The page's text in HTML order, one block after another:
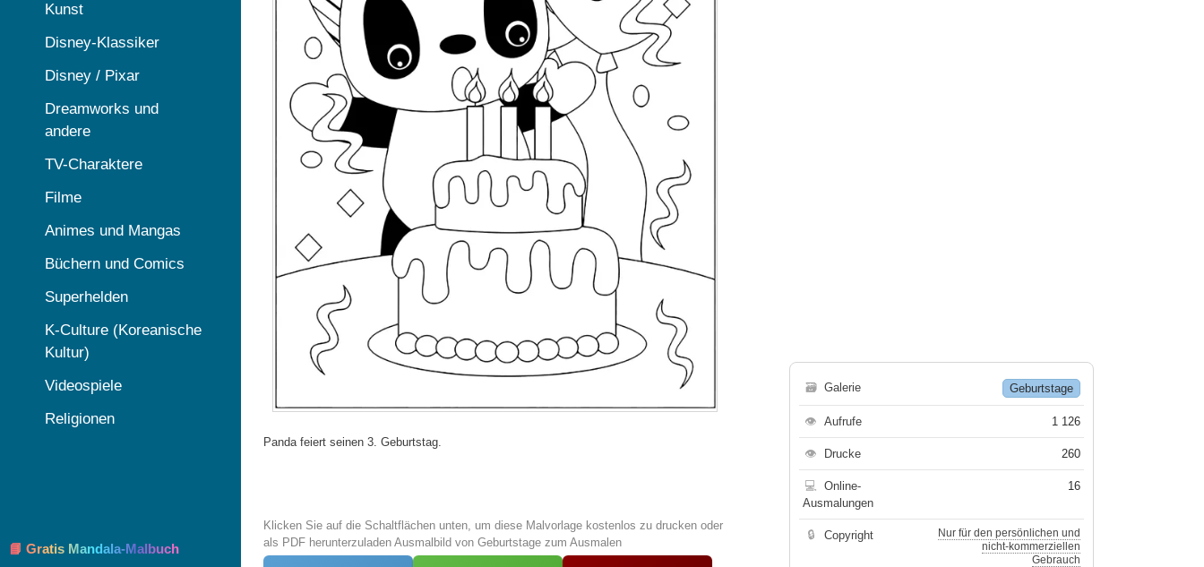
Panda feiert seinen 3. Geburtstag.
Klicken Sie auf die Schaltflächen unten, um diese Malvorlage kostenlos zu drucken oder
als PDF herunterzuladen Ausmalbild von Geburtstage zum Ausmalen
🗃 Galerie Geburtstage
👁 Aufrufe 1 126
👁 Drucke 260
💻
Online-
Ausmalungen
16
🔒 Copyright
Nur für den persönlichen und
nicht-kommerziellen
Gebrauch
Kunst
Disney-Klassiker
Disney / Pixar
Dreamworks und
andere
TV-Charaktere
Filme
Animes und Mangas
Büchern und Comics
Superhelden
K-Culture (Koreanische
Kultur)
Videospiele
Religionen
📘 Gratis Mandala-Malbuch